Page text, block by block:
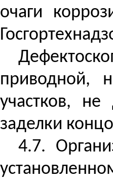
очаги
приводной,
участков, не
заделки
4.7.